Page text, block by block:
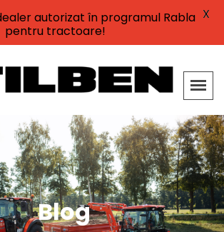
Blog
autorizat în programul Rabla
pentru tractoare!
X